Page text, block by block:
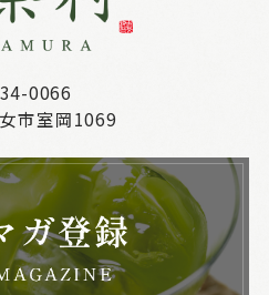
0066
市室岡1069